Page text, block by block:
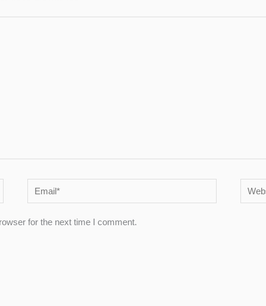
Email*
for the next time I comment.